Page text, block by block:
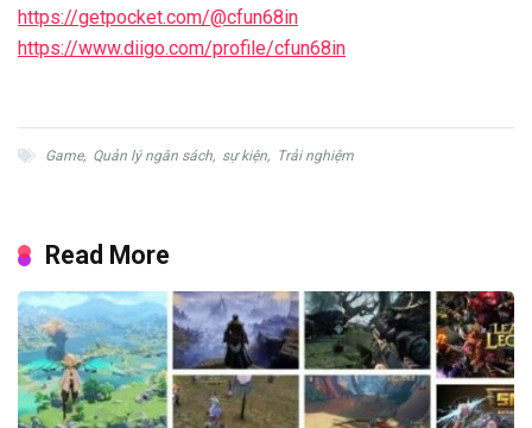
https://getpocket.com/@cfun68in
https://www.diigo.com/profile/cfun68in
Game, Quản lý ngân sách, sự kiện, Trải nghiệm
Read More